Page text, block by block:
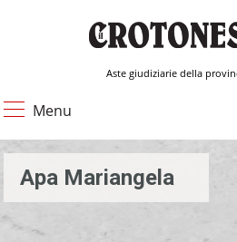
Aste giudiziarie della
Menu
Apa Mariangela